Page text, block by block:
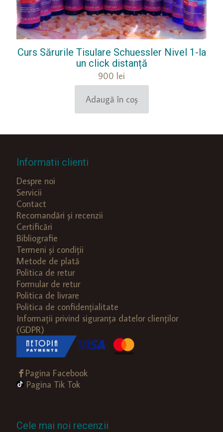
Curs Sărurile Tisulare Schuessler Nivel 1-la
un click distanță
900 lei
Adaugă în coș
Informatii clienti
Despre noi
Servicii
Contact
Recomandări și recenzii
Certificări
Bibliografie
Termeni și condiții
Metode de plată
Politica de retur
Formular de retur
Politica de livrare
Politica de confidențialitate
Informații privind siguranța datelor clienților
(GDPR)
Pagina Facebook
Pagina Tik Tok
Cele mai noi recenzii